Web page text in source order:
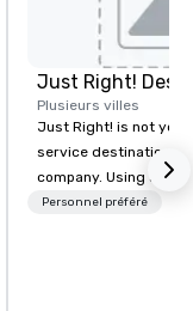
Plusieurs villes
Just Right! is not
service destination
company. Using a
boutique outlook and
Personnel préféré